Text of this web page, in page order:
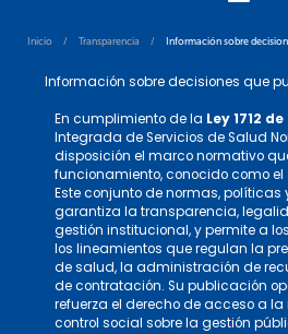
Inicio / Transparencia / Información sobre
Información sobre decisiones que
En cumplimiento de la Ley 1712 de
Integrada de Servicios de Salud
disposición el marco normativo
funcionamiento, conocido como el
Este conjunto de normas, políticas
garantiza la transparencia,
gestión institucional, y permite a
los lineamientos que regulan la
de salud, la administración de
de contratación. Su publicación
refuerza el derecho de acceso a
control social sobre la gestión